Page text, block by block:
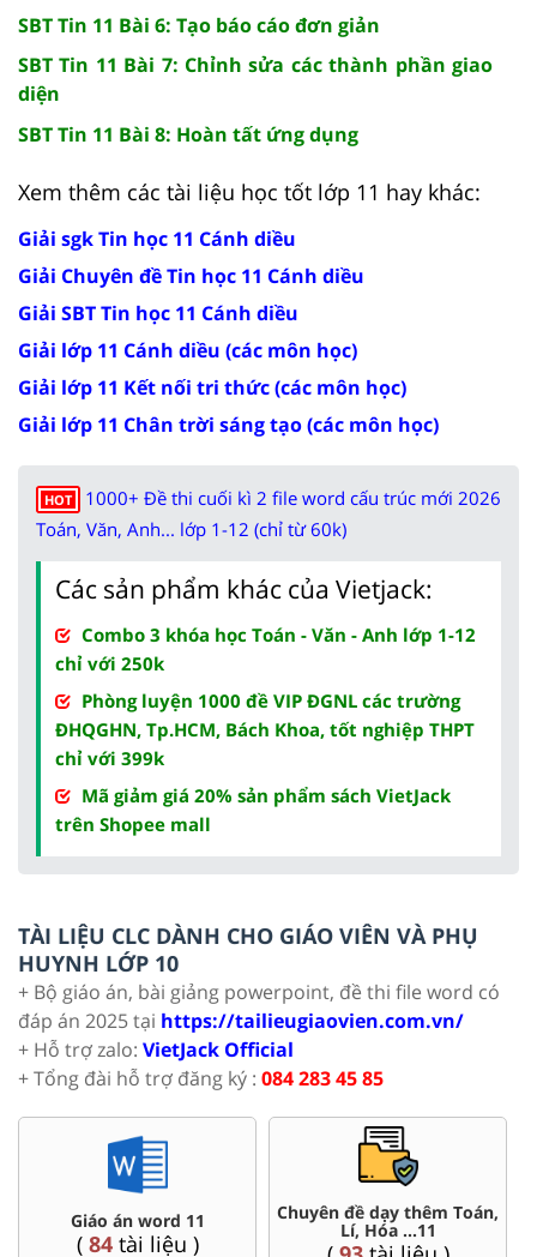
SBT Tin 11 Bài 6: Tạo báo cáo đơn giản
SBT Tin 11 Bài 7: Chỉnh sửa các thành phần giao
diện
SBT Tin 11 Bài 8: Hoàn tất ứng dụng
Xem thêm các tài liệu học tốt lớp 11 hay khác:
Giải sgk Tin học 11 Cánh diều
Giải Chuyên đề Tin học 11 Cánh diều
Giải SBT Tin học 11 Cánh diều
Giải lớp 11 Cánh diều (các môn học)
Giải lớp 11 Kết nối tri thức (các môn học)
Giải lớp 11 Chân trời sáng tạo (các môn học)
HOT
1000+ Đề thi cuối kì 2 file word cấu trúc mới 2026
Toán, Văn, Anh... lớp 1-12 (chỉ từ 60k)
Các sản phẩm khác của Vietjack:
Combo 3 khóa học Toán - Văn - Anh lớp 1-12
chỉ với 250k
Phòng luyện 1000 đề VIP ĐGNL các trường
ĐHQGHN, Tp.HCM, Bách Khoa, tốt nghiệp THPT
chỉ với 399k
Mã giảm giá 20% sản phẩm sách VietJack
trên Shopee mall
TÀI LIỆU CLC DÀNH CHO GIÁO VIÊN VÀ PHỤ
HUYNH LỚP 10
+ Bộ giáo án, bài giảng powerpoint, đề thi file word có
đáp án 2025 tại https://tailieugiaovien.com.vn/
+ Hỗ trợ zalo: VietJack Official
+ Tổng đài hỗ trợ đăng ký : 084 283 45 85
Giáo án word 11
( 84tài liệu )
Chuyên đề dạy thêm Toán,
Lí, Hóa ...11